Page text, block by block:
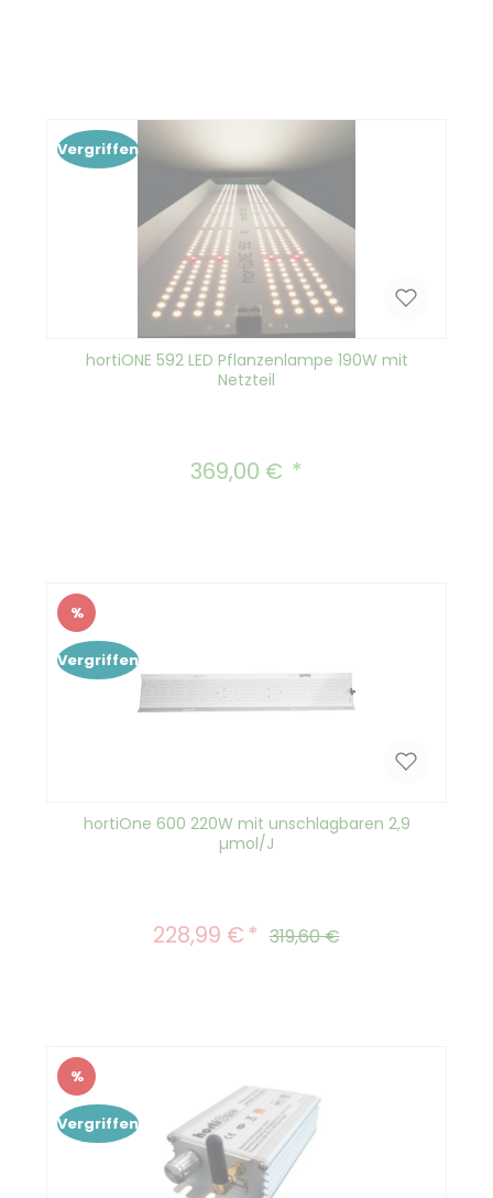
Vergriffen
hortiONE 592 LED Pflanzenlampe 190W mit
Netzteil
Regulärer Preis:
369,00 €
Rabatt
%
Vergriffen
hortiOne 600 220W mit unschlagbaren 2,9
µmol/J
Verkaufspreis:
228,99 € Regulärer Preis:
319,60 €
Rabatt
%
Vergriffen